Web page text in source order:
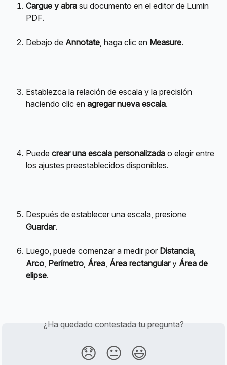
Cargue y abra su documento en el editor de Lumin
PDF.
Debajo de Annotate, haga clic en Measure.
Establezca la relación de escala y la precisión
haciendo clic en agregar nueva escala.
Puede crear una escala personalizada o elegir entre
los ajustes preestablecidos disponibles.
Después de establecer una escala, presione
Guardar.
Luego, puede comenzar a medir por Distancia,
Arco, Perímetro, Área, Área rectangular y Área de
elipse.
¿Ha quedado contestada tu pregunta?
😞 😐 😃